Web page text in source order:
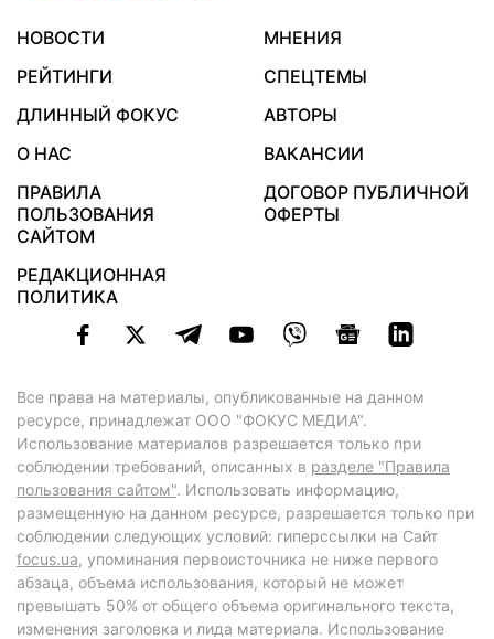
НОВОСТИ
МНЕНИЯ
РЕЙТИНГИ
СПЕЦТЕМЫ
ДЛИННЫЙ ФОКУС
АВТОРЫ
О НАС
ВАКАНСИИ
ПРАВИЛА
ПОЛЬЗОВАНИЯ
САЙТОМ
ДОГОВОР ПУБЛИЧНОЙ
ОФЕРТЫ
РЕДАКЦИОННАЯ
ПОЛИТИКА
Все права на материалы, опубликованные на данном
ресурсе, принадлежат ООО "ФОКУС МЕДИА".
Использование материалов разрешается только при
соблюдении требований, описанных в разделе "Правила
пользования сайтом". Использовать информацию,
размещенную на данном ресурсе, разрешается только при
соблюдении следующих условий: гиперссылки на Сайт
focus.ua, упоминания первоисточника не ниже первого
абзаца, объема использования, который не может
превышать 50% от общего объема оригинального текста,
изменения заголовка и лида материала. Использование